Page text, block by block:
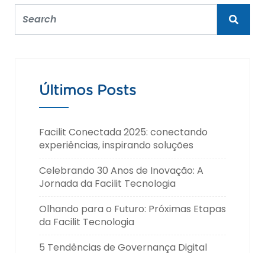
Últimos Posts
Facilit Conectada 2025: conectando
experiências, inspirando soluções
Celebrando 30 Anos de Inovação: A
Jornada da Facilit Tecnologia
Olhando para o Futuro: Próximas Etapas
da Facilit Tecnologia
5 Tendências de Governança Digital